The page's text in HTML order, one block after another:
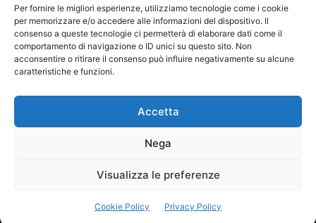
Per fornire le migliori esperienze, utilizziamo tecnologie come i cookie
per memorizzare e/o accedere alle informazioni del dispositivo. Il
consenso a queste tecnologie ci permetterà di elaborare dati come il
comportamento di navigazione o ID unici su questo sito. Non
acconsentire o ritirare il consenso può influire negativamente su alcune
caratteristiche e funzioni.
Accetta
Nega
Visualizza le preferenze
Cookie Policy Privacy Policy
Contatti Cookie Policy Privacy Policy
Palmi